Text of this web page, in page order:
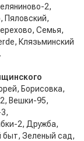
2,
Пяловский,
Семья,
Клязьминский
Борисовка,
Вешки-95,
2, Дружба,
быт, Зеленый сад,